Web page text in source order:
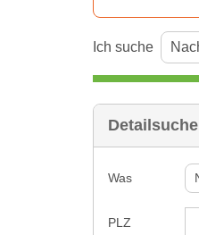
Ich suche
Detailsuche
Was
PLZ